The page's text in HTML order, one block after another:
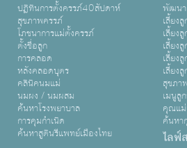
ปฏิทินการตั้งครรภ์40สัปดาห์
สุขภาพครรภ์
โภชนาการแม่ตั้งครรภ์
ตั้งชื่อลูก
การคลอด
หลังคลอดบุตร
คลินิคนมแม่
นมผง / นมผสม
ค้นหาโรงพยาบาล
การคุมกำเนิด
ค้นหาสูตินรีแพทย์เมืองไทย
พัฒนา
เลี้ยง
เลี้ยง
เลี้ยง
เลี้ยง
เลี้ยง
สุขภา
เมนูลู
คุณแม่
ค้นหา
ไลฟ์